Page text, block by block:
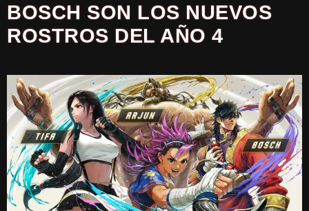
BOSCH SON LOS NUEVOS
ROSTROS DEL AÑO 4